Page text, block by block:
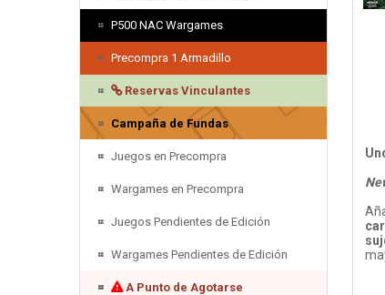
P500 NAC Wargames
Precompra 1 Armadillo
Reservas Vinculantes
Campaña de Fundas
Juegos en Precompra
Wargames en Precompra
Juegos Pendientes de Edición
Wargames Pendientes de Edición
A Punto de Agotarse